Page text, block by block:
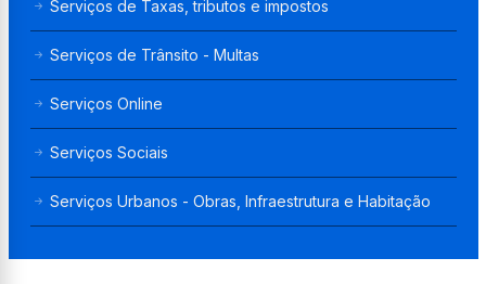
Serviços de Taxas, tributos e impostos
Serviços de Trânsito - Multas
Serviços Online
Serviços Sociais
Serviços Urbanos - Obras, Infraestrutura e Habitação